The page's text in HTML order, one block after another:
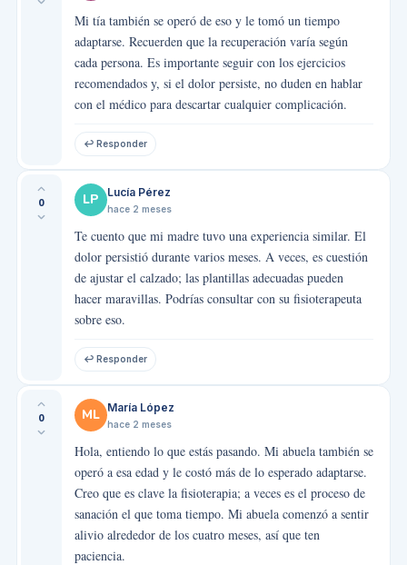
Mi tía también se operó de eso y le tomó un tiempo
adaptarse. Recuerden que la recuperación varía según
cada persona. Es importante seguir con los ejercicios
recomendados y, si el dolor persiste, no duden en hablar
con el médico para descartar cualquier complicación.
↩ Responder
0 LP Lucía Pérez
hace 2 meses
Te cuento que mi madre tuvo una experiencia similar. El
dolor persistió durante varios meses. A veces, es cuestión
de ajustar el calzado; las plantillas adecuadas pueden
hacer maravillas. Podrías consultar con su fisioterapeuta
sobre eso.
↩ Responder
0 ML María López
hace 2 meses
Hola, entiendo lo que estás pasando. Mi abuela también se
operó a esa edad y le costó más de lo esperado adaptarse.
Creo que es clave la fisioterapia; a veces es el proceso de
sanación el que toma tiempo. Mi abuela comenzó a sentir
alivio alrededor de los cuatro meses, así que ten
paciencia.